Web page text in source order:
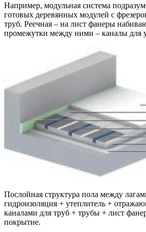
Например, модульная система
готовых деревянных модулей с
труб. Реечная – на лист фанеры
промежутки между ними – каналы для
Послойная структура пола между
гидроизоляция + утеплитель +
каналами для труб + трубы + лист
покрытие.